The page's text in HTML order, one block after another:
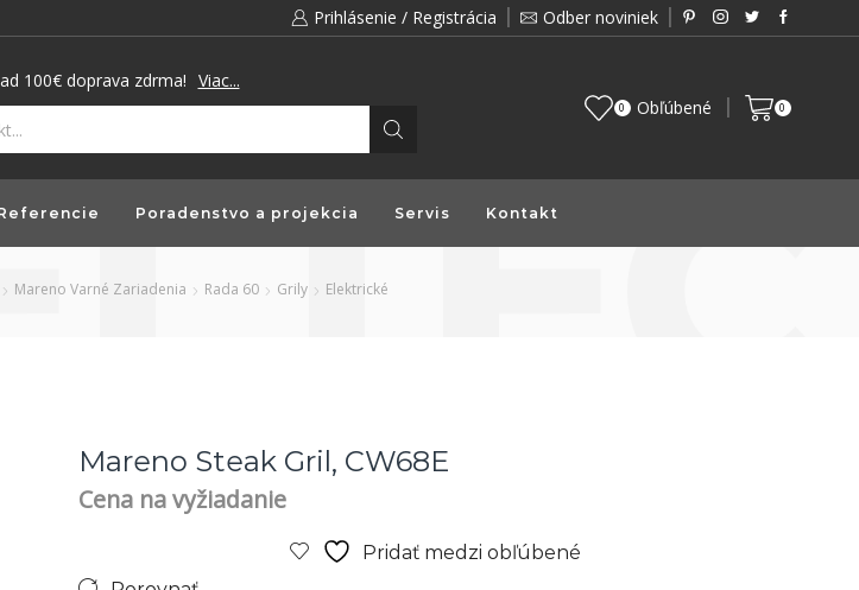
Prihlásenie / Registrácia Odber noviniek
100€ doprava zdrma! Viac...
0 Obľúbené 0
Poradenstvo a projekcia Servis Kontakt
Mareno Varné Zariadenia Rada 60 Grily Elektrické
Mareno Steak Gril, CW68E
Cena na vyžiadanie
Pridať medzi obľúbené